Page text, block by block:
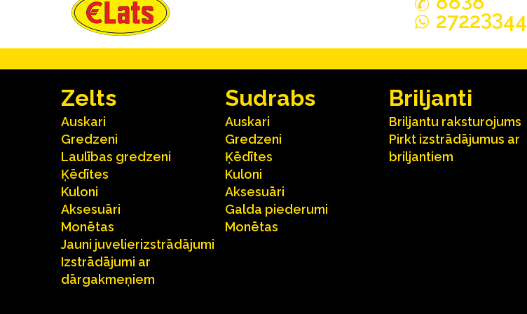
27223344
Zelts
Auskari
Gredzeni
Laulības gredzeni
Ķēdītes
Kuloni
Aksesuāri
Monētas
Jauni juvelierizstrādājumi
Izstrādājumi ar
dārgakmeņiem
Sudrabs
Auskari
Gredzeni
Ķēdītes
Kuloni
Aksesuāri
Galda piederumi
Monētas
Briljanti
Briljantu raksturojums
Pirkt izstrādājumus ar
briljantiem